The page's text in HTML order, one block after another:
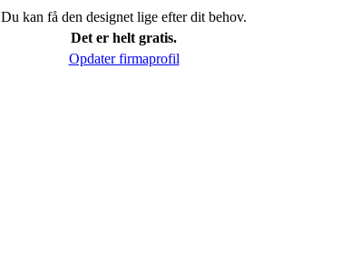
Du kan få den designet lige efter dit behov.
Det er helt gratis.
Opdater firmaprofil